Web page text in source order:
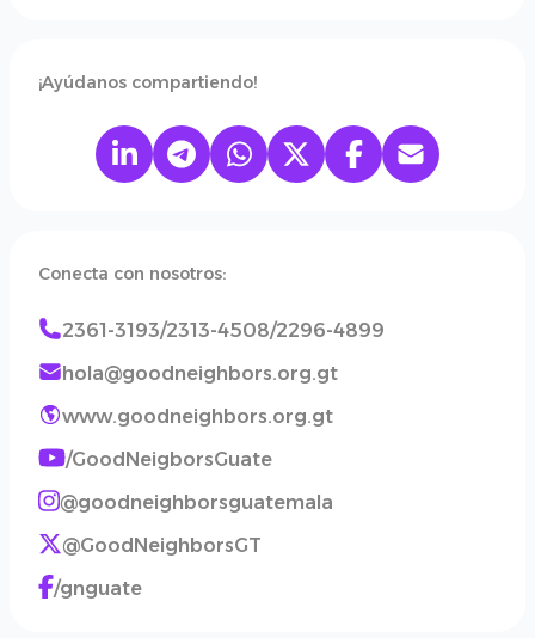
¡Ayúdanos compartiendo!
Conecta con nosotros:
2361-3193/2313-4508/2296-4899
hola@goodneighbors.org.gt
www.goodneighbors.org.gt
/GoodNeigborsGuate
@goodneighborsguatemala
@GoodNeighborsGT
/gnguate